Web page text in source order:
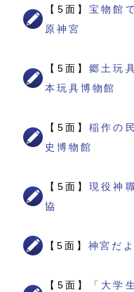
【5面】宝物館
原神宮
【5面】郷土玩
本玩具博物館
【5面】稲作の
史博物館
【5面】現役神
協
【5面】 神宮だよ
【5面】
「大学